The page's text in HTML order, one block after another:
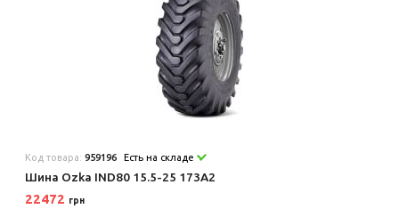
Код товара:959196 Есть на складе
Шина Ozka IND80 15.5-25 173A2
22472 грн